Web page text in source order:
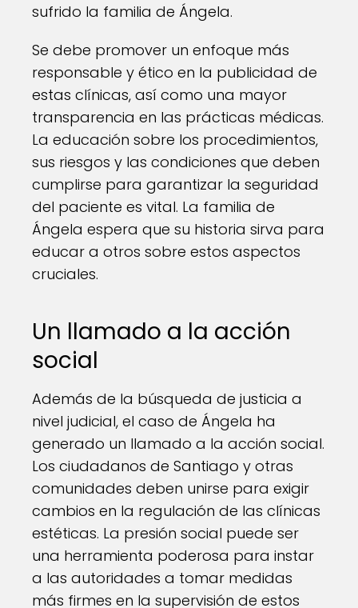
sufrido la familia de Ángela.
Se debe promover un enfoque más
responsable y ético en la publicidad de
estas clínicas, así como una mayor
transparencia en las prácticas médicas.
La educación sobre los procedimientos,
sus riesgos y las condiciones que deben
cumplirse para garantizar la seguridad
del paciente es vital. La familia de
Ángela espera que su historia sirva para
educar a otros sobre estos aspectos
cruciales.
Un llamado a la acción
social
Además de la búsqueda de justicia a
nivel judicial, el caso de Ángela ha
generado un llamado a la acción social.
Los ciudadanos de Santiago y otras
comunidades deben unirse para exigir
cambios en la regulación de las clínicas
estéticas. La presión social puede ser
una herramienta poderosa para instar
a las autoridades a tomar medidas
más firmes en la supervisión de estos